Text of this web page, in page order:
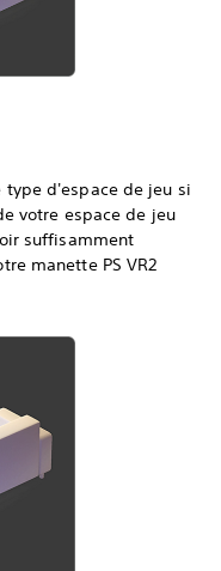
type d'espace de jeu si
votre espace de jeu
suffisamment
manette PS VR2